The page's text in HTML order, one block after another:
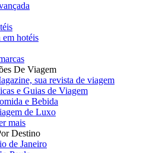
hotéis
De Viagem
sua revista de viagem
e Guias de Viagem
e Bebida
de Luxo
mais
Destino
de Janeiro